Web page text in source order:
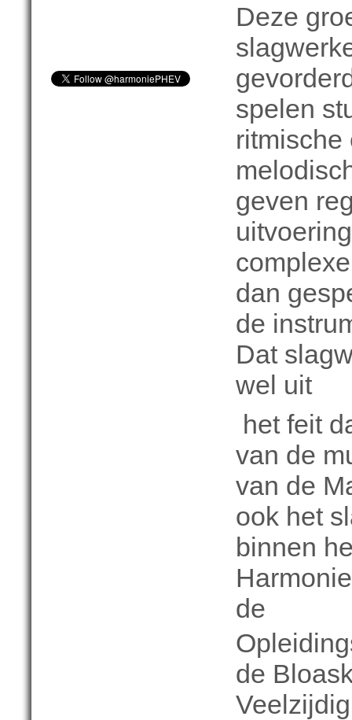
Deze
spelen
ritmische
geven
dan
de
Dat
wel uit
het feit
van de
van de
ook het
binnen
de
de